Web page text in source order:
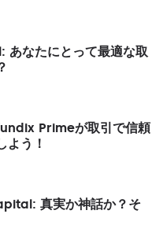
なたにとって最適な取
Primeが取引で信頼
よう！
真実か神話か？そ